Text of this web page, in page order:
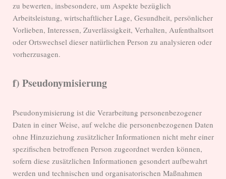
zu bewerten, insbesondere, um Aspekte bezüglich
Arbeitsleistung, wirtschaftlicher Lage, Gesundheit, persönlicher
Vorlieben, Interessen, Zuverlässigkeit, Verhalten, Aufenthaltsort
oder Ortswechsel dieser natürlichen Person zu analysieren oder
vorherzusagen.
f) Pseudonymisierung
Pseudonymisierung ist die Verarbeitung personenbezogener
Daten in einer Weise, auf welche die personenbezogenen Daten
ohne Hinzuziehung zusätzlicher Informationen nicht mehr einer
spezifischen betroffenen Person zugeordnet werden können,
sofern diese zusätzlichen Informationen gesondert aufbewahrt
werden und technischen und organisatorischen Maßnahmen